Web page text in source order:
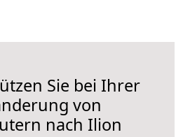
Sie bei Ihrer
von
nach Ilion